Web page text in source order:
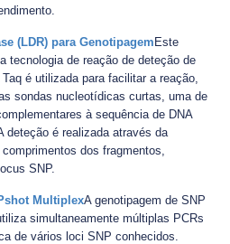
(LDR) para Genotipagem Este
tecnologia de reação de deteção de
é utilizada para facilitar a reação,
sondas nucleotídicas curtas, uma de
à sequência de DNA
deteção é realizada através da
dos fragmentos,
SNP.
MultiplexA genotipagem de SNP
simultaneamente múltiplas PCRs
de vários loci SNP conhecidos.